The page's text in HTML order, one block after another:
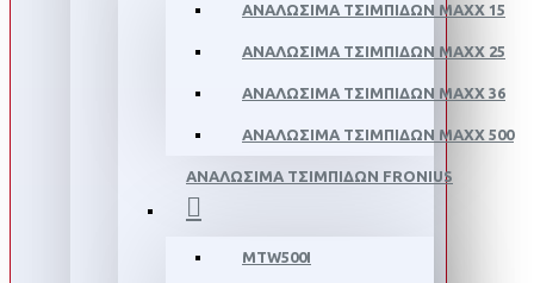
ΑΝΑΛΩΣΙΜΑ ΤΣΙΜΠΙΔΩΝ MAXX 15
ΑΝΑΛΩΣΙΜΑ ΤΣΙΜΠΙΔΩΝ MAXX 25
ΑΝΑΛΩΣΙΜΑ ΤΣΙΜΠΙΔΩΝ ΜΑΧΧ 36
ΑΝΑΛΩΣΙΜΑ ΤΣΙΜΠΙΔΩΝ MAXX 500
ΑΝΑΛΩΣΙΜΑ ΤΣΙΜΠΙΔΩΝ FRONIUS
MTW500I